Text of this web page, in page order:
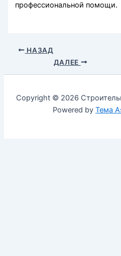
профессиональной помощи.
НАЗАД
ДАЛЕЕ
Copyright © 2026
Powered by Тема